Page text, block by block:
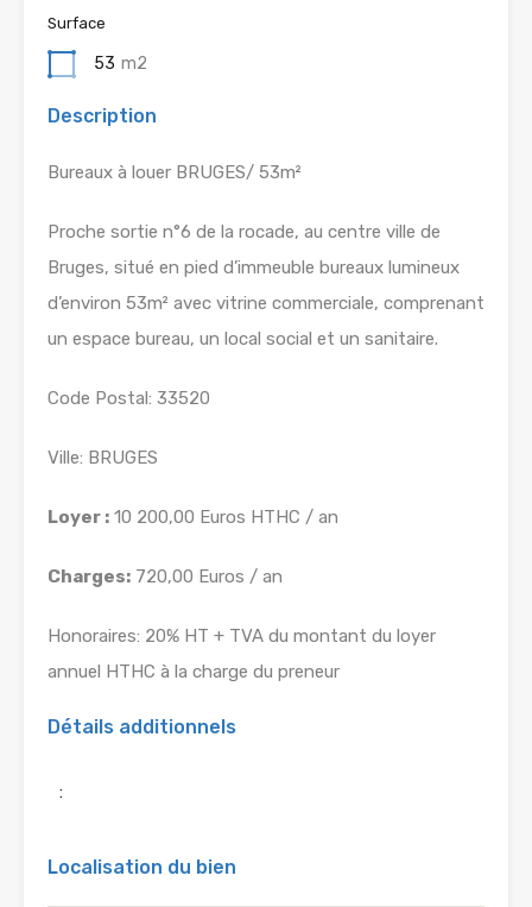
Surface
53 m2
Description
Bureaux à louer BRUGES/ 53m²
Proche sortie n°6 de la rocade, au centre ville de
Bruges, situé en pied d’immeuble bureaux lumineux
d’environ 53m² avec vitrine commerciale, comprenant
un espace bureau, un local social et un sanitaire.
Code Postal: 33520
Ville: BRUGES
Loyer : 10 200,00 Euros HTHC / an
Charges: 720,00 Euros / an
Honoraires: 20% HT + TVA du montant du loyer
annuel HTHC à la charge du preneur
Détails additionnels
:
Localisation du bien